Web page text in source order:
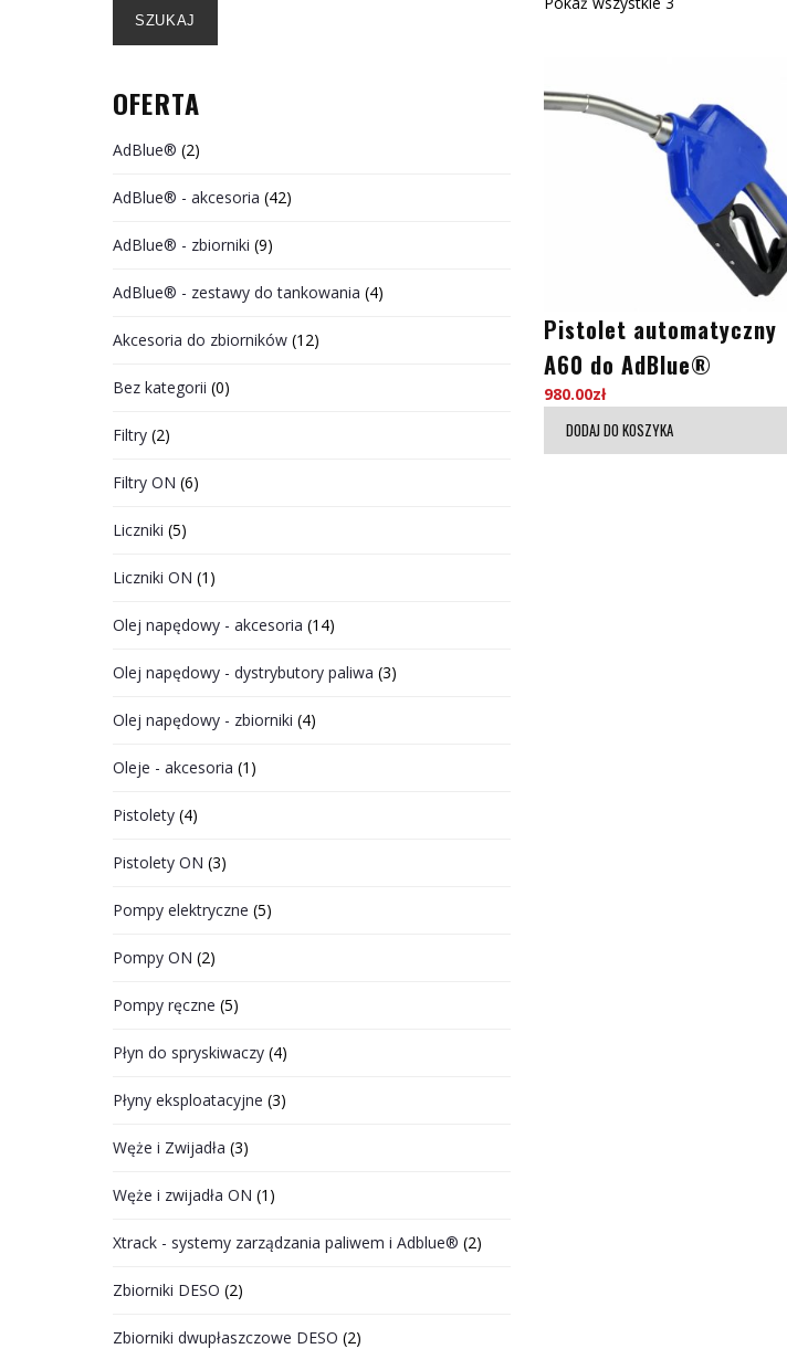
SZUKAJ
OFERTA
AdBlue® (2)
AdBlue® - akcesoria (42)
AdBlue® - zbiorniki (9)
AdBlue® - zestawy do tankowania (4)
Akcesoria do zbiorników (12)
Bez kategorii (0)
Filtry (2)
Filtry ON (6)
Liczniki (5)
Liczniki ON (1)
Olej napędowy - akcesoria (14)
Olej napędowy - dystrybutory paliwa (3)
Olej napędowy - zbiorniki (4)
Oleje - akcesoria (1)
Pistolety (4)
Pistolety ON (3)
Pompy elektryczne (5)
Pompy ON (2)
Pompy ręczne (5)
Płyn do spryskiwaczy (4)
Płyny eksploatacyjne (3)
Węże i Zwijadła (3)
Węże i zwijadła ON (1)
Xtrack - systemy zarządzania paliwem i Adblue® (2)
Zbiorniki DESO (2)
Zbiorniki dwupłaszczowe DESO (2)
Pistolet automatyczny
A60 do AdBlue®
980.00zł
DODAJ DO KOSZYKA